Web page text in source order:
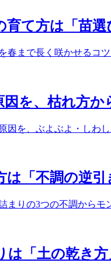
て方は「苗
春まで長く咲かせるコ
を、枯れ方か
因を、ぶよぶよ・しわ
「不調の逆引
まりの3つの不調から
は「土の乾き